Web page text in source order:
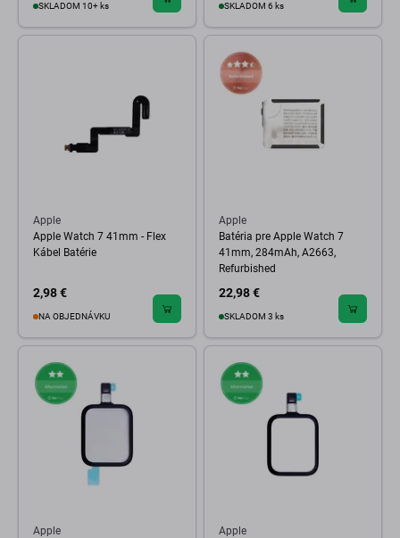
SKLADOM 10+ ks SKLADOM 6 ks
Apple
Apple Watch 7 41mm - Flex
Kábel Batérie
2,98 €
NA OBJEDNÁVKU
Apple
Batéria pre Apple Watch 7
41mm, 284mAh, A2663,
Refurbished
22,98 €
SKLADOM 3 ks
Apple
Apple